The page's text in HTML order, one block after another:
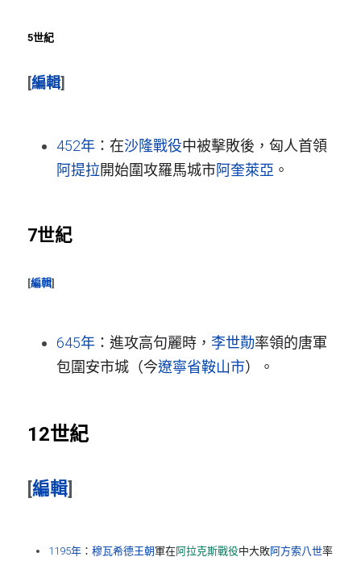
5世紀
[編輯]
452年 ：在沙隆戰役中被擊敗後，匈人首領
阿提拉開始圍攻羅馬城市阿奎萊亞 。
7世紀
[編輯]
645年 ：進攻高句麗時， 李世勣率領的唐軍
包圍安市城（今遼寧省鞍山市）。
12世紀
[編輯]
1195年 ： 穆瓦希德王朝軍在阿拉克斯戰役中大敗阿方索八世率